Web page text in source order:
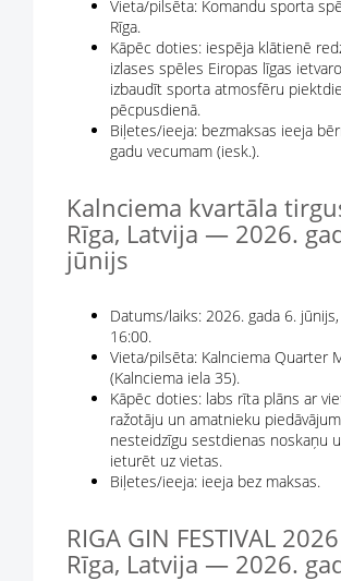
Vieta/pilsēta: Komandu sporta
Rīga.
Kāpēc doties: iespēja klātienē
izlases spēles Eiropas līgas
izbaudīt sporta atmosfēru
pēcpusdienā.
Biļetes/ieeja: bezmaksas ieeja
gadu vecumam (iesk.).
Kalnciema kvartāla
Rīga, Latvija — 2026.
jūnijs
Datums/laiks: 2026. gada 6.
16:00.
Vieta/pilsēta: Kalnciema Quarter
(Kalnciema iela 35).
Kāpēc doties: labs rīta plāns ar
ražotāju un amatnieku
nesteidzīgu sestdienas noskaņu
ieturēt uz vietas.
Biļetes/ieeja: ieeja bez maksas.
RIGA GIN FESTIVAL
Rīga, Latvija — 2026.